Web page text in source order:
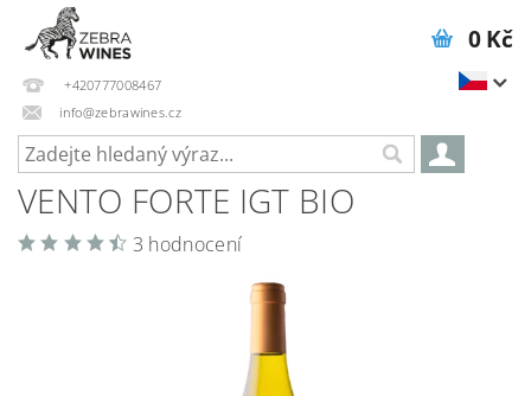
+420777008467
info@zebrawines.cz
0 Kč
VENTO FORTE IGT BIO
3 hodnocení